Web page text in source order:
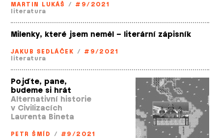
MARTIN LUKÁŠ / #9/2021
literatura
Milenky, které jsem neměl – literární zápisník
JAKUB SEDLÁČEK / #9/2021
literatura
Pojďte, pane,
budeme si hrát
Alternativní historie
v Civilizacích
Laurenta Bineta
PETR ŠMÍD / #9/2021